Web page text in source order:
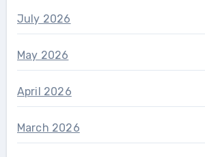
July 2026
May 2026
April 2026
March 2026